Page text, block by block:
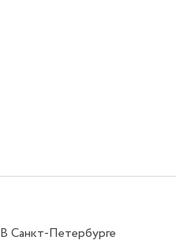
В Санкт-Петербурге